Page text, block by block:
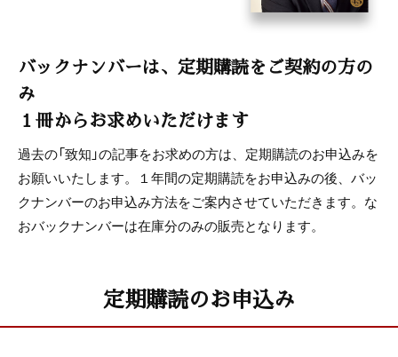
バックナンバーは、定期購読をご契約の方の
み
１冊からお求めいただけます
過去の「致知」の記事をお求めの方は、定期購読のお申込みを
お願いいたします。１年間の定期購読をお申込みの後、バッ
クナンバーのお申込み方法をご案内させていただきます。な
おバックナンバーは在庫分のみの販売となります。
定期購読のお申込み